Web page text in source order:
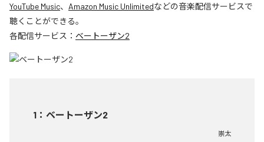
YouTube Music、 Amazon Music Unlimitedなどの音楽配信サービスで
聴くことができる。
各配信サービス： ベートーザン2
1 ： ベートーザン2
崇太